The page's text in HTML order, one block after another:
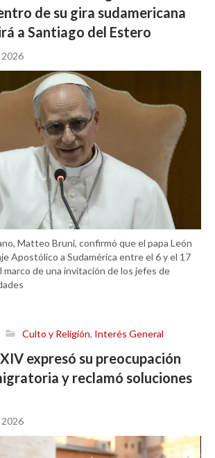
de su gira sudamericana
a Santiago del Estero
Matteo Bruni, confirmó que el papa León
Apostólico a Sudamérica entre el 6 y el 17
marco de una invitación de los jefes de
Culto y Religión, Interés General
expresó su preocupación
y reclamó soluciones